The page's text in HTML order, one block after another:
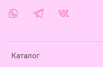
Каталог